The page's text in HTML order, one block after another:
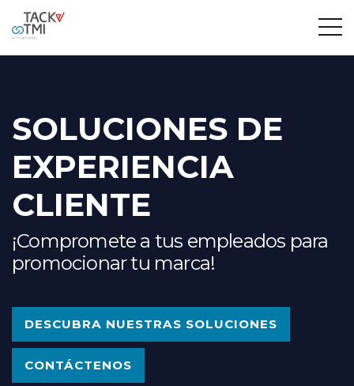
SOLUCIONES DE
EXPERIENCIA
CLIENTE
¡Compromete a tus empleados para
promocionar tu marca!
DESCUBRA NUESTRAS SOLUCIONES
CONTÁCTENOS